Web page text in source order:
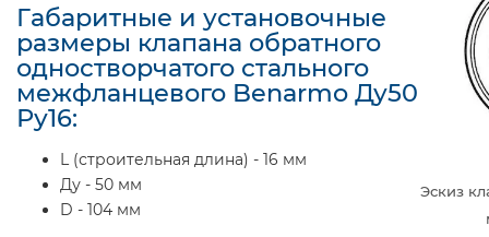
Габаритные и установочные
размеры клапана обратного
одностворчатого стального
межфланцевого Benarmo Ду50
Ру16:
L (строительная длина) - 16 мм
Ду - 50 мм
D - 104 мм
Эскиз